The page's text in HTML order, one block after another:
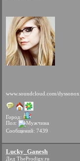
www.soundcloud.com/dyssonox
Город:
Пол:
Сообщений: 7439
Lucky_Ganesh
Дед TheProdigy.ru